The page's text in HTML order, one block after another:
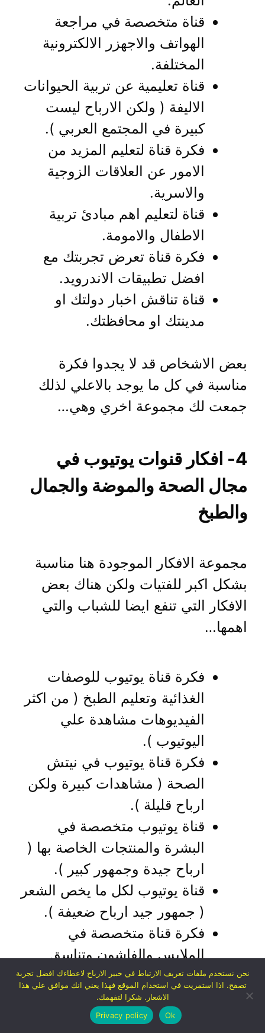
قناة متخصصة في مراجعة
الهواتف والاجهزر الالكترونية
المختلفة.
قناة تعليمية عن تربية الحيوانات
الاليفة ( ولكن الارباح ليست
كبيرة في المجتمع العربي ).
فكرة قناة لتعليم المزيد من
الامور عن العلاقات الزوجية
والاسرية.
قناة لتعليم اهم مبادئ تربية
الاطفال والامومة.
فكرة قناة تعرض تجربتك مع
افضل تطبيقات الاندرويد.
قناة تناقش اخبار دولتك او
مدينتك او محافظتك.
بعض الاشخاص قد لا يجدوا فكرة
مناسبة في كل ما يوجد بالاعلي لذلك
جمعت لك مجموعة اخري وهي…
4- افكار قنوات يوتيوب في
مجال الصحة والموضة والجمال
والطبخ
مجموعة الافكار الموجودة هنا مناسبة
بشكل اكبر للفتيات ولكن هناك بعض
الافكار التي تنفع ايضا للشباب والتي
اهمها…
فكرة قناة يوتيوب للوصفات
الغذائية وتعليم الطبخ ( من اكثر
الفيديوهات مشاهدة علي
اليوتيوب ).
فكرة قناة يوتيوب في نيتش
الصحة ( مشاهدات كبيرة ولكن
ارباح قليلة ).
قناة يوتيوب متخصصة في
البشرة والمنتجات الخاصة بها (
ارباح جيدة وجمهور كبير ).
قناة يوتيوب لكل ما يخص الشعر
( جمهور جيد ارباح ضعيفة ).
فكرة قناة متخصصة في
الملابس والفاشون وتناسق
الملابس مع بعضها ( جمهور جيد
فكرة قناة متخصصة في
نحن نستخدم ملفات تعريف الارتباط في خبير الارباح لاعطاءك افضل تجربة
تصفح. اذا استمريت في استخدام الموقع فهذا يعني انك موافق علي هذا
الاشعار. شكرا لتفهمك.
Ok
Privacy policy